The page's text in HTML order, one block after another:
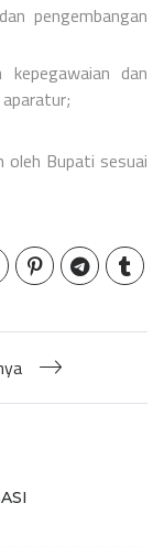
pengembangan
kepegawaian dan
oleh Bupati sesuai